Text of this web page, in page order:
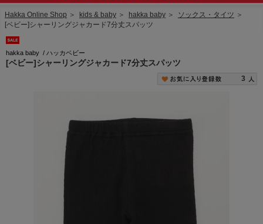
Hakka Online Shop ＞ kids & baby ＞ hakka baby ＞ ソックス・タイツ ＞
[ベビー]シャーリングジャカード7分丈スパッツ
hakka baby / ハッカベビー
[ベビー]シャーリングジャカード7分丈スパッツ
3